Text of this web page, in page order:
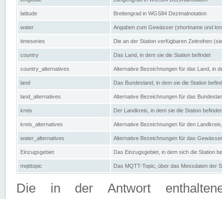
latitude Breitengrad in WGS84 Dezimalnotation
water Angaben zum Gewässer (shortname und
timeseries Die an der Station verfügbaren Zeitreihen
country Das Land, in dem sie die Station befindet
country_alternatives Alternative Bezeichnungen für das Land, in
land Das Bundesland, in dem sie die Station
land_alternatives Alternative Bezeichnungen für das
kreis Der Landkreis, in dem sie die Station befindet
kreis_alternatives Alternative Bezeichnungen für den
water_alternatives Alternative Bezeichnungen für das
Einzugsgebiet Das Einzugsgebiet, in dem sich die Station
mqtttopic Das MQTT-Topic, über das Messdaten der
Die in der Antwort